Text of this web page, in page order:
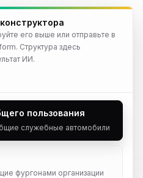
его выше или отправьте в
Структура здесь
ИИ.
пользования
служебные автомобили
фургонами организации